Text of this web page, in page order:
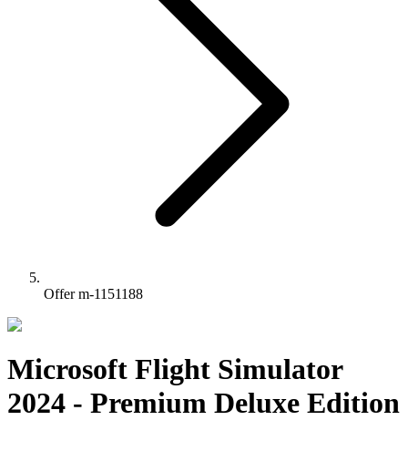
Offer m-1151188
Microsoft Flight Simulator
2024 - Premium Deluxe Edition